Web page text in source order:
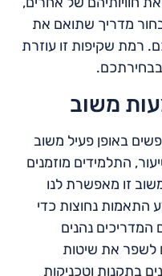
מדריך שתואם את
רמת שקיפות זו עוזרת
בבחירתכם.
משוב
באופן פעיל משוב
התלמידים מוזמנים
זו מאפשרת לנו
התאמות נחוצות כדי
המדריכים נהנים
לשפר את שיטות
בתקנות וטכניקות